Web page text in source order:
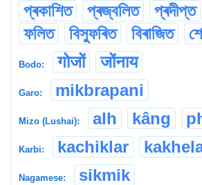
প্ৰকাশিত
প্ৰজ্বলিত প্ৰদীপ্ত
ফলিত
বিস্ফুৰিত বিৰাজিত
Bodo: गोजों जोंनाय
Garo: mikbrapani
Mizo (Lushai): alh kâng
Karbi: kachiklar
Nagamese: sikmik